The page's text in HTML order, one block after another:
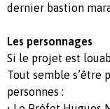
dernier bastion
Les personnages
Si le projet est
Tout semble s’être
personnes :